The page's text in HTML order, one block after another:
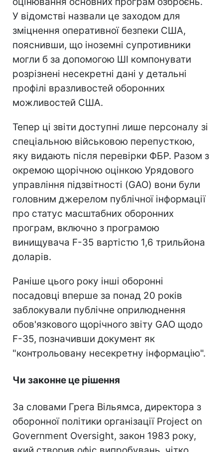
У відомстві назвали це заходом для
зміцнення оперативної безпеки США,
пояснивши, що іноземні супротивники
могли б за допомогою ШІ компонувати
розрізнені несекретні дані у детальні
профілі вразливостей оборонних
можливостей США.
Тепер ці звіти доступні лише персоналу зі
спеціальною військовою перепусткою,
яку видають після перевірки ФБР. Разом з
окремою щорічною оцінкою Урядового
управління підзвітності (GAO) вони були
головним джерелом публічної інформації
про статус масштабних оборонних
програм, включно з програмою
винищувача F-35 вартістю 1,6 трильйона
доларів.
Раніше цього року інші оборонні
посадовці вперше за понад 20 років
заблокували публічне оприлюднення
обов'язкового щорічного звіту GAO щодо
F-35, позначивши документ як
"контрольовану несекретну інформацію".
Чи законне це рішення
За словами Грега Вільямса, директора з
оборонної політики організації Project on
Government Oversight, закон 1983 року,